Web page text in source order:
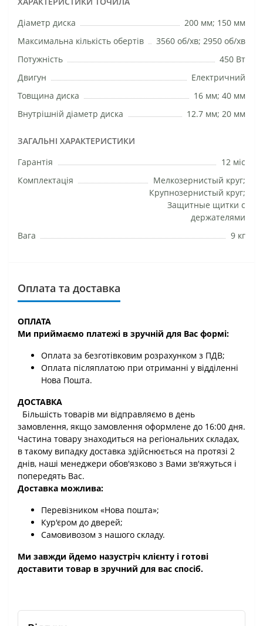
Діаметр диска
200 мм; 150 мм
Максимальна кількість обертів
3560 об/хв; 2950 об/хв
Потужність
450 Вт
Двигун
Електричний
Товщина диска
16 мм; 40 мм
Внутрішній діаметр диска
12.7 мм; 20 мм
ЗАГАЛЬНІ ХАРАКТЕРИСТИКИ
Гарантія
12 міс
Комплектація
Мелкозернистый круг;
Крупнозернистый круг;
Защитные щитки с
держателями
Вага
9 кг
Оплата та доставка
ОПЛАТА
Ми приймаємо платежі в зручній для Вас формі:
Оплата за безготівковим розрахунком з ПДВ;
Оплата післяплатою при отриманні у відділенні
Нова Пошта.
ДОСТАВКА
Більшість товарів ми відправляємо в день
замовлення, якщо замовлення оформлене до 16:00 дня.
Частина товару знаходиться на регіональних складах,
в такому випадку доставка здійснюється на протязі 2
днів, наші менеджери обов'язково з Вами зв'яжуться і
попередять Вас.
Доставка можлива:
Перевізником «Нова пошта»;
Кур'єром до дверей;
Самовивозом з нашого складу.
Ми завжди йдемо назустріч клієнту і готові
доставити товар в зручний для вас спосіб.